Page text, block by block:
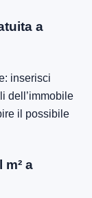
a
inserisci
dell’immobile
il possibile
a